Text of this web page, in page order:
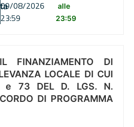
09/08/2026
23:59
alle
23:59
FINANZIAMENTO DI
LOCALE DI CUI
e 73 DEL D. LGS. N.
DI PROGRAMMA